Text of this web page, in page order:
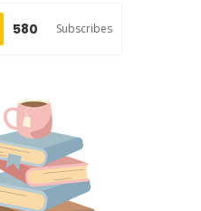
580 Subscribes